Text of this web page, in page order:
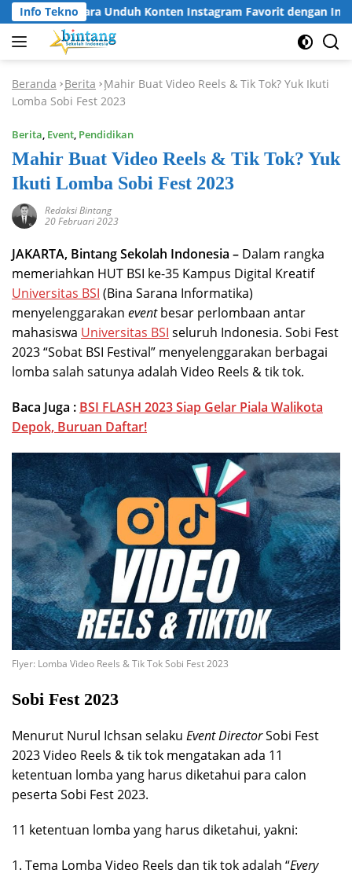
Langsung
ke
konten
Info TeknoCara Unduh Konten Instagram Favorit dengan
Beranda -Berita -Mahir Buat Video Reels & Tik Tok? Yuk Ikuti
Lomba Sobi Fest 2023
Berita, Event, Pendidikan
Mahir Buat Video Reels & Tik Tok? Yuk
Ikuti Lomba Sobi Fest 2023
Redaksi Bintang
20 Februari 2023
JAKARTA, Bintang Sekolah Indonesia – Dalam rangka
memeriahkan HUT BSI ke-35 Kampus Digital Kreatif
Universitas BSI (Bina Sarana Informatika)
menyelenggarakan eventbesar perlombaan antar
mahasiswa Universitas BSI seluruh Indonesia. Sobi Fest
2023 “Sobat BSI Festival” menyelenggarakan berbagai
lomba salah satunya adalah Video Reels & tik tok.
Baca Juga : BSI FLASH 2023 Siap Gelar Piala Walikota
Depok, Buruan Daftar!
Flyer: Lomba Video Reels & Tik Tok Sobi Fest 2023
Sobi Fest 2023
Menurut Nurul Ichsan selaku Event DirectorSobi Fest
2023 Video Reels & tik tok mengatakan ada 11
ketentuan lomba yang harus diketahui para calon
peserta Sobi Fest 2023.
11 ketentuan lomba yang harus diketahui, yakni:
1. Tema Lomba Video Reels dan tik tok adalah “Every